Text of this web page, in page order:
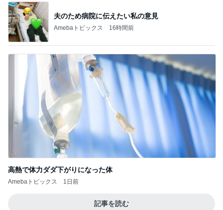
夫のため病院に伝えたい私の意見
Amebaトピックス 16時間前
高熱で体力ダダ下がりになった体
Amebaトピックス 1日前
記事を読む